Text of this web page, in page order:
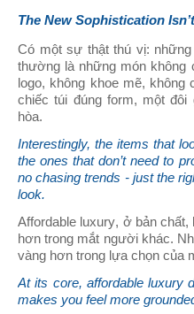
The New Sophistication
Có một sự thật thú vị: những
thường là những món không
logo, không khoe mẽ,
chiếc túi đúng form, một
hòa.
Interestingly, the items that
the ones that don’t need to
no chasing trends - just the
look.
Affordable luxury, ở bản
hơn trong mắt người khác.
vàng hơn trong lựa chọn của
At its core, affordable luxury
makes you feel more